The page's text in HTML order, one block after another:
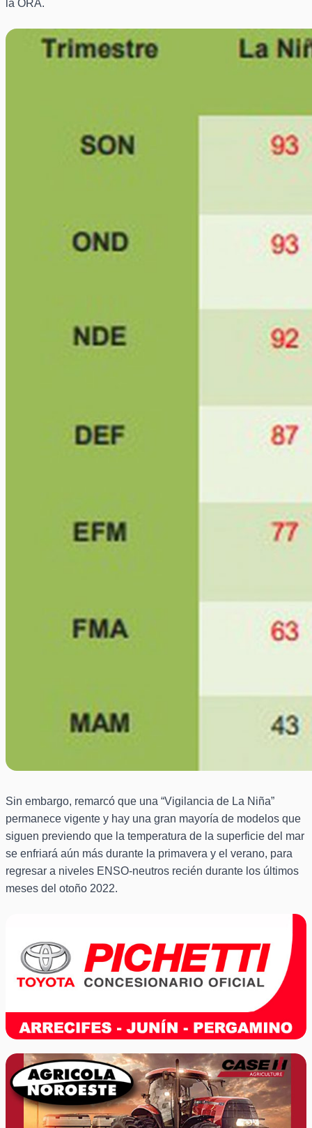
la ORA.
Sin embargo, remarcó que una “Vigilancia de La Niña”
permanece vigente y hay una gran mayoría de modelos que
siguen previendo que la temperatura de la superficie del mar
se enfriará aún más durante la primavera y el verano, para
regresar a niveles ENSO-neutros recién durante los últimos
meses del otoño 2022.